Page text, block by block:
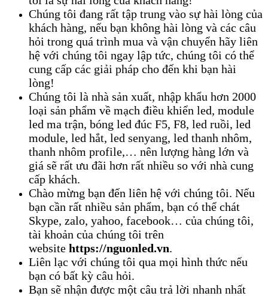
Chúng tôi đang rất tập trung vào sự hài lòng của
khách hàng, nếu bạn không hài lòng và các câu
hỏi trong quá trình mua và vận chuyển hãy liên
hệ với chúng tôi ngay lập tức, chúng tôi có thể
cung cấp các giải pháp cho đến khi bạn hài
lòng!
Chúng tôi là nhà sản xuất, nhập khẩu hơn 2000
loại sản phẩm về mạch điều khiển led, module
led ma trận, bóng led đúc F5, F8, led ruồi, led
module, led hắt, led senyang, led thanh nhôm,
thanh nhôm profile,… nên lượng hàng lớn và
giá sẽ rất ưu đãi hơn rất nhiều so với nhà cung
cấp khách.
Chào mừng bạn đến liên hệ với chúng tôi. Nếu
bạn cần rất nhiều sản phẩm, bạn có thể chát
Skype, zalo, yahoo, facebook… của chúng tôi,
tài khoản của chúng tôi trên
website https://nguonled.vn.
Liên lạc với chúng tôi qua mọi hình thức nếu
bạn có bất kỳ câu hỏi.
Bạn sẽ nhận được một câu trả lời nhanh nhất